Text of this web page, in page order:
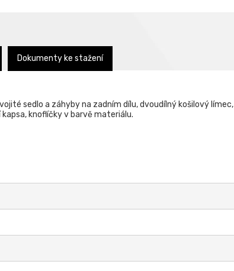
Dokumenty ke stažení
sedlo a záhyby na zadním dílu, dvoudílný košilový límec,
knoflíčky v barvě materiálu.